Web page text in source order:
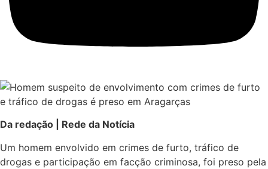
Da redação | Rede da Notícia
Um homem envolvido em crimes de furto, tráfico de
drogas e participação em facção criminosa, foi preso pela